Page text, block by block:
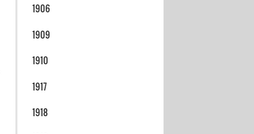
1906
1909
1910
1917
1918